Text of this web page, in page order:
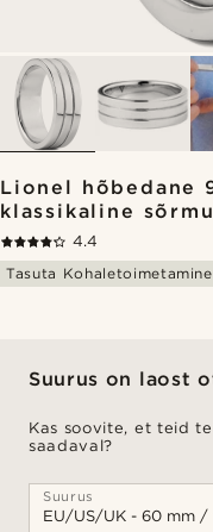
Lionel hõbedane
klassikaline
4.4
Tasuta Kohaletoimetamine
Suurus on laost
Kas soovite, et teid
saadaval?
Suurus